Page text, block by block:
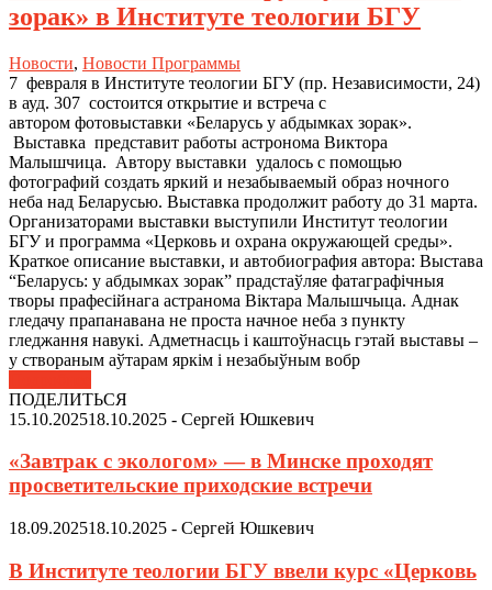
зорак» в Институте теологии БГУ
Новости, Новости Программы
7 февраля в Институте теологии БГУ (пр. Независимости, 24)
в ауд. 307 состоится открытие и встреча с
автором фотовыставки «Беларусь у абдымках зорак».
Выставка представит работы астронома Виктора
Малышчица. Автору выставки удалось с помощью
фотографий создать яркий и незабываемый образ ночного
неба над Беларусью. Выставка продолжит работу до 31 марта.
Организаторами выставки выступили Институт теологии
БГУ и программа «Церковь и охрана окружающей среды».
Краткое описание выставки, и автобиография автора: Выстава
“Беларусь: у абдымках зорак” прадстаўляе фатаграфічныя
творы прафесійнага астранома Віктара Малышчыца. Аднак
гледачу прапанавана не проста начное неба з пункту
гледжання навукі. Адметнасць і каштоўнасць гэтай выставы –
у створаным аўтарам яркім і незабыўным вобр
ПОДЕЛИТЬСЯ
15.10.202518.10.2025 - Сергей Юшкевич
«Завтрак с экологом» — в Минске проходят
просветительские приходские встречи
18.09.202518.10.2025 - Сергей Юшкевич
В Институте теологии БГУ ввели курс «Церковь